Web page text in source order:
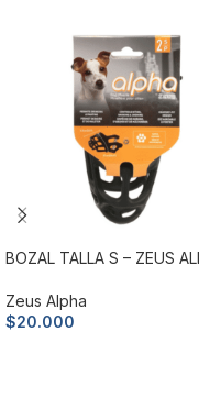
BOZAL TALLA S – ZEUS
Zeus Alpha
$20.000